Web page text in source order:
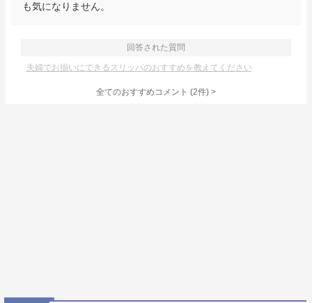
も気になりません。
回答された質問
夫婦でお揃いにできるスリッパのおすすめを教えてください
全てのおすすめコメント (2件) >